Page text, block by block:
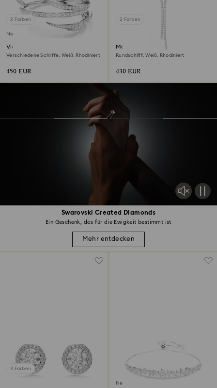
Swarovski Created Diamonds
Ein Geschenk, das für die Ewigkeit bestimmt ist
Mehr entdecken
2 Farben
Neu
Vienna Armreif
Verschiedene Schliffe, Weiß, Rhodiniert
450 EUR
2 Farben
Matrix Y-Halskette
Rundschliff, Weiß, Rhodiniert
430 EUR
3 Farben
Neu